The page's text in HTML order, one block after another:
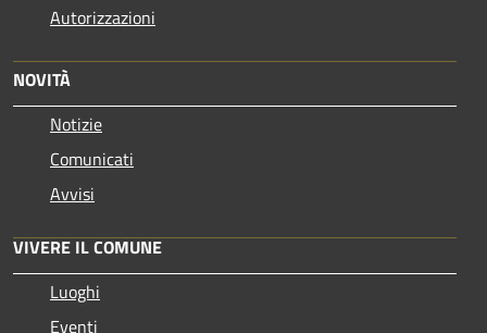
Autorizzazioni
NOVITÀ
Notizie
Comunicati
Avvisi
VIVERE IL COMUNE
Luoghi
Eventi